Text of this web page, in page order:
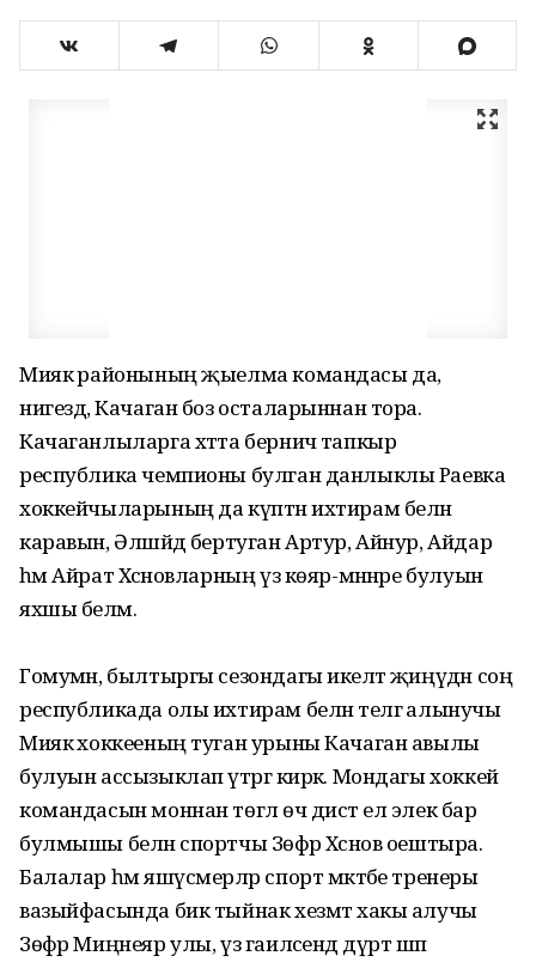
Миякә районының җыелма командасы да,
нигездә, Качаган боз осталарыннан тора.
Качаганлыларга хәтта берничә тапкыр
республика чемпионы булган данлыклы Раевка
хоккейчыларының да күптән ихтирам белән
каравын, Әлшәйдә бертуган Артур, Айнур, Айдар
һәм Айрат Хәсә­новларның үз көяр-мәннәре булуын
яхшы беләм.
Гомумән, былтыргы сезондагы икеләтә җиңүдән соң
республикада олы ихтирам белән телгә алынучы
Миякә хок­кееның туган урыны Качаган авылы
булуын ассызыклап үтәргә кирәк. Мондагы хоккей
командасын моннан төгәл өч дистә ел элек бар
булмышы белән спортчы Зөфәр Хәсәнов оештыра.
Балалар һәм яш­үсмерләр спорт мәктәбе тренеры
вазыйфасында бик тыйнак хезмәт хакы алучы
Зөфәр Миңнеяр улы, үз гаиләсендә дүрт шәп